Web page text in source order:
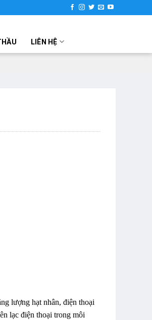
LIÊN HỆ
lượng hạt nhân, điện thoại
lạc điện thoại trong môi